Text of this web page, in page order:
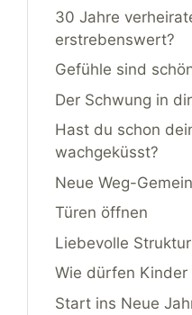
30 Jahre
erstrebenswert?
Gefühle sind
Der Schwung in dir
Hast du schon
wachgeküsst?
Neue Weg-
Türen öffnen
Liebevolle
Wie dürfen Kinder
Start ins Neue